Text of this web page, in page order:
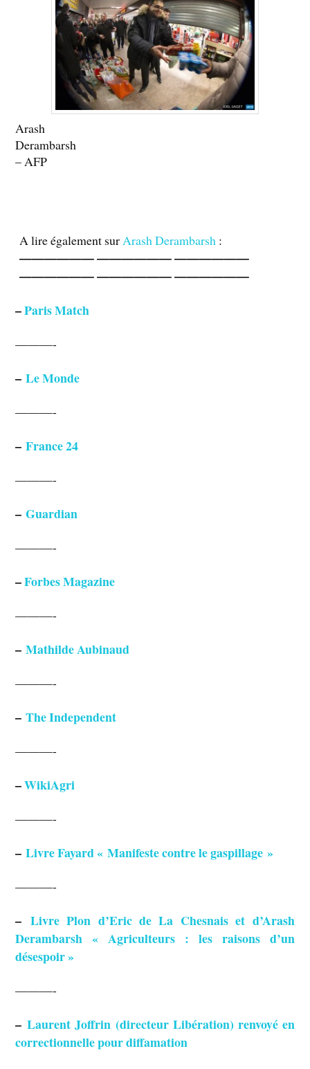
Arash
Derambarsh
– AFP
A lire également surArash Derambarsh :
—————— —————— ——————
—————— —————— ——————
–Paris Match
———-
–Le Monde
———-
–France 24
———-
–Guardian
———-
–Forbes Magazine
———-
–Mathilde Aubinaud
———-
–The Independent
———-
–WikiAgri
———-
–Livre Fayard « Manifeste contre le gaspillage »
———-
– Livre Plon d’Eric de La Chesnais et d’Arash
Derambarsh « Agriculteurs : les raisons d’un
désespoir »
———-
–Laurent Joffrin (directeur Libération) renvoyé en
correctionnelle pour diffamation